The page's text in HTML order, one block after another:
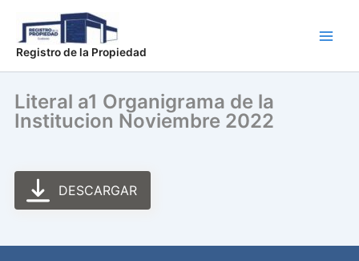
contenido
Registro de la Propiedad
Literal a1 Organigrama de la
Institucion Noviembre 2022
DESCARGAR